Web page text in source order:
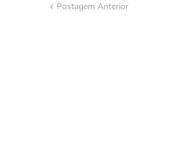
Postagem Anterior